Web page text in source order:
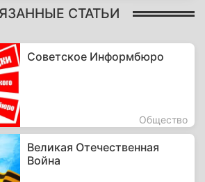
СТАТЬИ
Советское Информбюро
Общество
Великая Отечественная
Война